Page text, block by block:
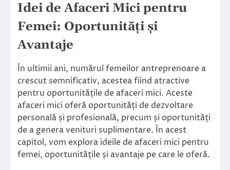
Idei de Afaceri Mici pentru
Femei: Oportunități și
Avantaje
În ultimii ani, numărul femeilor antreprenoare a
crescut semnificativ, acestea fiind atractive
pentru oportunitățile de afaceri mici. Aceste
afaceri mici oferă oportunități de dezvoltare
personală și profesională, precum și oportunități
de a genera venituri suplimentare. În acest
capitol, vom explora ideile de afaceri mici pentru
femei, oportunitățile și avantaje pe care le oferă.